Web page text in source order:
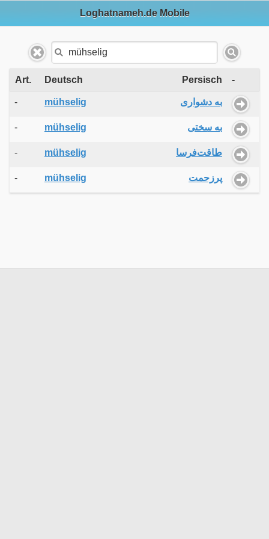
Loghatnameh.de Mobile
Art. Deutsch Persisch -
- mühselig به دشواری
- mühselig به سختی
- mühselig طاقت‌فرسا
- mühselig پرزحمت